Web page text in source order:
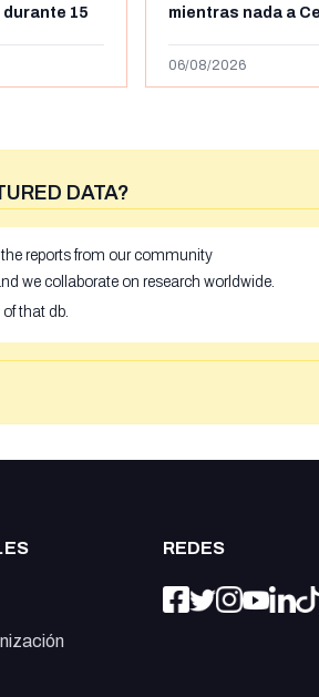
15
mientras nada a
más de 450km de
06/08/2026
DATA?
reports from our community
we collaborate on research worldwide.
that db.
REDES